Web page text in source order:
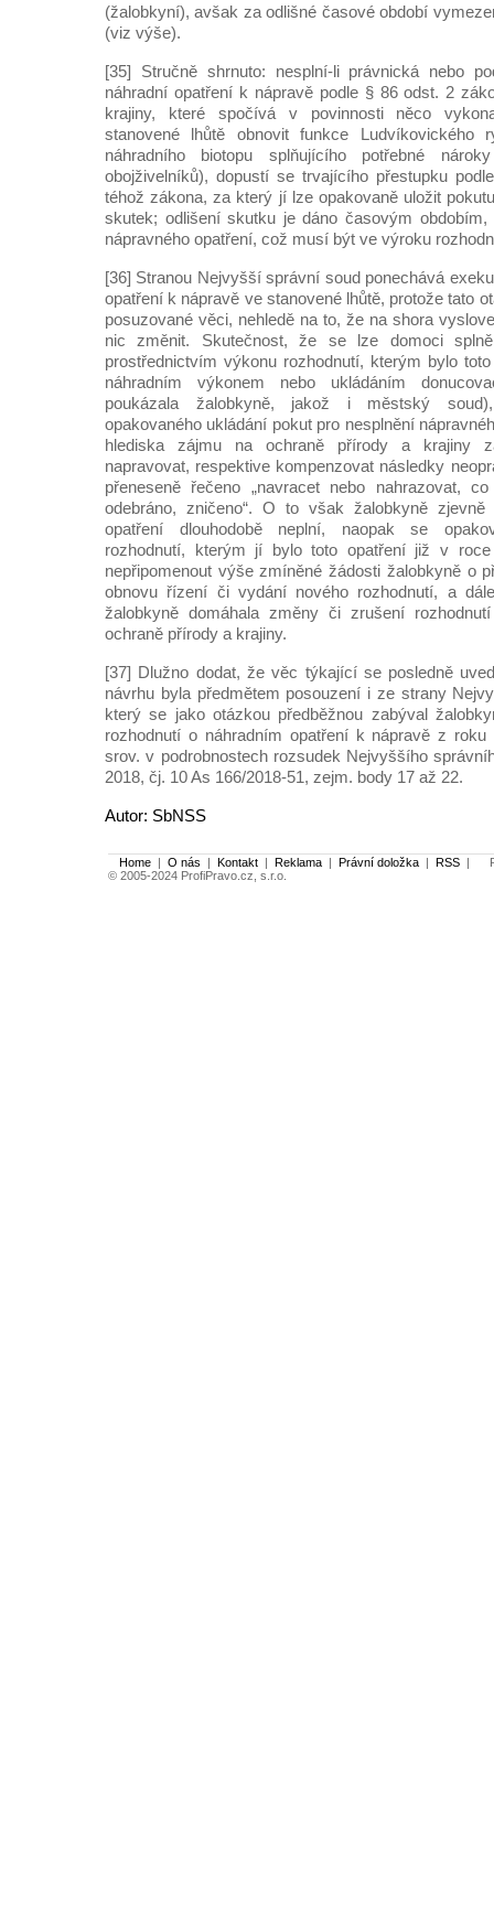
(žalobkyní), avšak za odlišné časové období
(viz výše).
[35] Stručně shrnuto: nesplní-li právnická nebo
náhradní opatření k nápravě podle § 86 odst. 2
krajiny, které spočívá v povinnosti něco
stanovené lhůtě obnovit funkce Ludvíkovického
náhradního biotopu splňujícího potřebné
obojživelníků), dopustí se trvajícího přestupku
téhož zákona, za který jí lze opakovaně uložit
skutek; odlišení skutku je dáno časovým
nápravného opatření, což musí být ve výroku
[36] Stranou Nejvyšší správní soud ponechává
opatření k nápravě ve stanovené lhůtě, protože tato
posuzované věci, nehledě na to, že na shora
nic změnit. Skutečnost, že se lze domoci
prostřednictvím výkonu rozhodnutí, kterým bylo
náhradním výkonem nebo ukládáním
poukázala žalobkyně, jakož i městský
opakovaného ukládání pokut pro nesplnění
hlediska zájmu na ochraně přírody a krajiny
napravovat, respektive kompenzovat následky
přeneseně řečeno „navracet nebo nahrazovat,
odebráno, zničeno“. O to však žalobkyně zjevně
opatření dlouhodobě neplní, naopak se
rozhodnutí, kterým jí bylo toto opatření již v
nepřipomenout výše zmíněné žádosti žalobkyně o
obnovu řízení či vydání nového rozhodnutí, a
žalobkyně domáhala změny či zrušení
ochraně přírody a krajiny.
[37] Dlužno dodat, že věc týkající se posledně
návrhu byla předmětem posouzení i ze strany
který se jako otázkou předběžnou zabýval
rozhodnutí o náhradním opatření k nápravě z roku
srov. v podrobnostech rozsudek Nejvyššího
2018, čj. 10 As 166/2018-51, zejm. body 17 až 22.
Autor: SbNSS
Home | O nás | Kontakt | Reklama | Právní doložka | RSS |
© 2005-2024 ProfiPravo.cz, s.r.o.